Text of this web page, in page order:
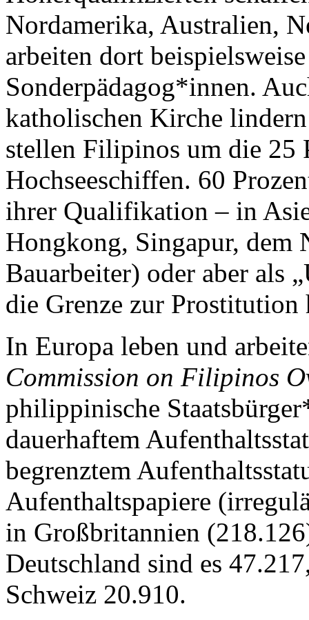
Nordamerika, Australien,
arbeiten dort
Sonderpädagog*innen.
katholischen Kirche
stellen Filipinos um die 25
Hochseeschiffen. 60
ihrer Qualifikation – in
Hongkong, Singapur, dem
Bauarbeiter) oder aber als
die Grenze zur
In Europa leben und
Commission on Filipinos
philippinische
dauerhaftem
begrenztem
Aufenthaltspapiere
in Großbritannien
Deutschland sind es
Schweiz 20.910.